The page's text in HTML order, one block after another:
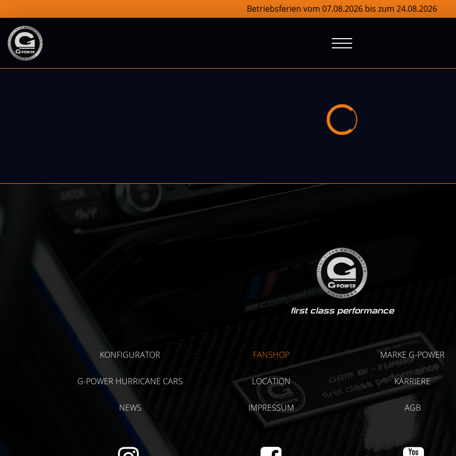
Betriebsferien vom 07.08.2026 bis zum 24.08.2026
first class performance
KONFIGURATOR FANSHOP MARKE G-POWER
G-POWER HURRICANE CARS LOCATION KARRIERE
NEWS IMPRESSUM AGB